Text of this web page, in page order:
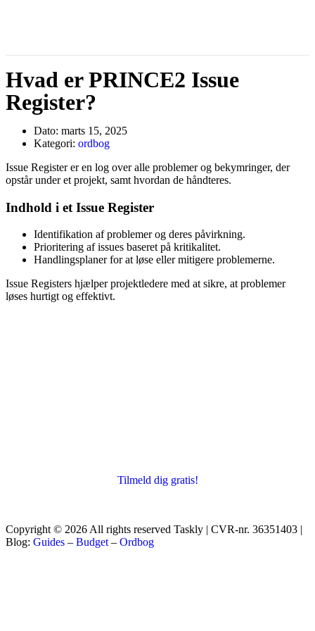
Hvad er PRINCE2 Issue
Register?
Dato: marts 15, 2025
Kategori: ordbog
Issue Register er en log over alle problemer og bekymringer, der
opstår under et projekt, samt hvordan de håndteres.
Indhold i et Issue Register
Identifikation af problemer og deres påvirkning.
Prioritering af issues baseret på kritikalitet.
Handlingsplaner for at løse eller mitigere problemerne.
Issue Registers hjælper projektledere med at sikre, at problemer
løses hurtigt og effektivt.
Tilmeld dig gratis!
Copyright © 2026 All rights reserved Taskly | CVR-nr. 36351403 |
Blog: Guides – Budget – Ordbog